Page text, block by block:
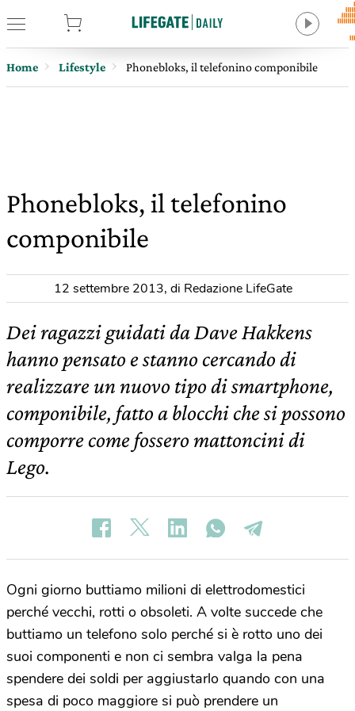
Home Lifestyle Phonebloks, il telefonino componibile
Phonebloks, il telefonino
componibile
12 settembre 2013, di Redazione LifeGate
Dei ragazzi guidati da Dave Hakkens
hanno pensato e stanno cercando di
realizzare un nuovo tipo di smartphone,
componibile, fatto a blocchi che si possono
comporre come fossero mattoncini di
Lego.
Ogni giorno buttiamo milioni di elettrodomestici
perché vecchi, rotti o obsoleti. A volte succede che
buttiamo un telefono solo perché si è rotto uno dei
suoi componenti e non ci sembra valga la pena
spendere dei soldi per aggiustarlo quando con una
spesa di poco maggiore si può prendere un